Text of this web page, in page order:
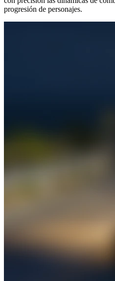
progresión de personajes.